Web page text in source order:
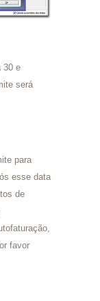
30 e
será
para
esse data
de
favor